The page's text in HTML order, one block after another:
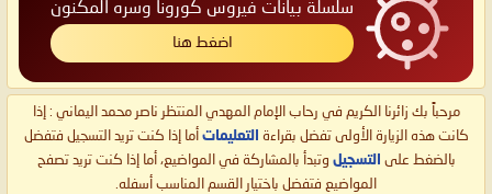
سلسلة بيانات فيروس كورونا وسره المكنون
اضغط هنا
مرحباً بك زائرنا الكريم في رحاب الإمام المهدي المنتظر ناصر محمد اليماني : إذا
كانت هذه الزيارة الأولى تفضل بقراءة التعليمات أما إذا كنت تريد التسجيل فتفضل
بالضغط على التسجيل وتبدأ بالمشاركة في المواضيع، أما إذا كنت تريد تصفح
المواضيع فتفضل باختيار القسم المناسب أسفله.